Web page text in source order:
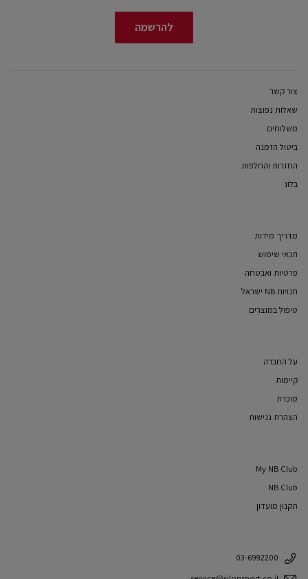
להרשמה
צור קשר
שאלות נפוצות
משלוחים
ביטול הזמנה
החזרות והחלפות
בלוג
מדריך מידות
תנאי שימוש
פרטיות ואבטחה
חנויות NB ישראל
טיפול במוצרים
על החברה
קיימות
סוכרת
הצהרת נגישות
My NB Club
NB Club
תקנון מועדון
03-6992200